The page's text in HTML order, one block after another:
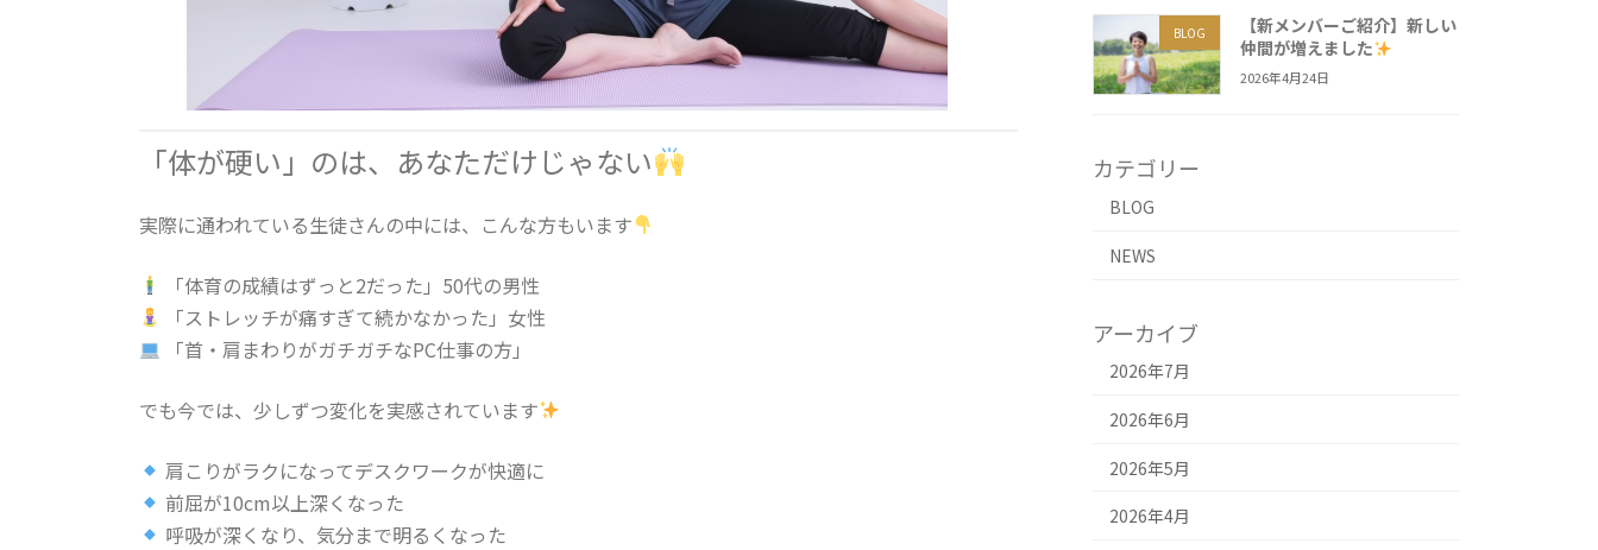
「体が硬い」のは、あなただけじゃない
実際に通われている生徒さんの中には、こんな方もいます
「体育の成績はずっと2だった」50代の男性
「ストレッチが痛すぎて続かなかった」女性
「首・肩まわりがガチガチなPC仕事の方」
でも今では、少しずつ変化を実感されています
肩こりがラクになってデスクワークが快適に
前屈が10cm以上深くなった
呼吸が深くなり、気分まで明るくなった
BLOG
【新メンバーご紹介】新しい
仲間が増えました
2026年4月24日
カテゴリー
BLOG
NEWS
アーカイブ
2026年7月
2026年6月
2026年5月
2026年4月